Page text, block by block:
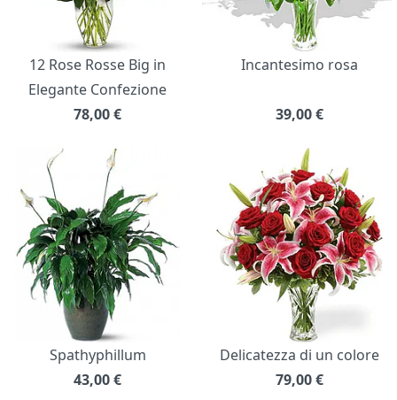
12 Rose Rosse Big in
Elegante Confezione
78,00€
Incantesimo rosa
39,00€
Spathyphillum
43,00€
Delicatezza di un colore
79,00€